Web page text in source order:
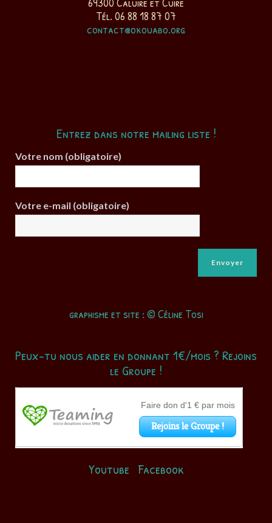
Tél. 06 88 18 87 07
contact@okouabo.org
Entrez dans notre mailing liste !
Votre nom (obligatoire)
Votre e-mail (obligatoire)
graphisme et site : © Céline Tosi
Peux-tu nous aider en donnant 1€/mois ? Rejoins
le Groupe !
Youtube Facebook